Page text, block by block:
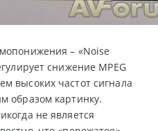
– «Noise
снижение MPEG
высоких частот сигнала
образом картинку.
не является